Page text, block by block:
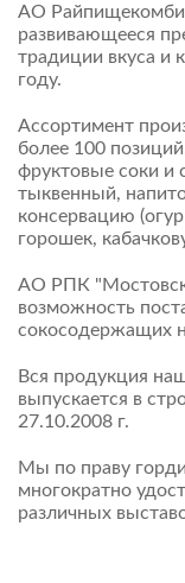
АО
развивающееся
традиции вкуса и
году.
Ассортимент
более 100
фруктовые соки и
тыквенный,
консервацию
горошек,
АО РПК
возможность
сокосодержащих
Вся продукция
выпускается в
27.10.2008 г.
Мы по праву
многократно
различных